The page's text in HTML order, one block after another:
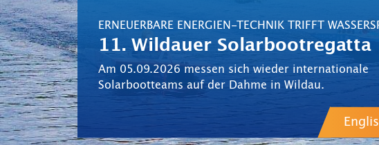
ERNEUERBARE ENERGIEN-TECHNIK TRIFFT
11. Wildauer Solarbootregatta
Am 05.09.2026 messen sich wieder internationale
Solarbootteams auf der Dahme in Wildau.